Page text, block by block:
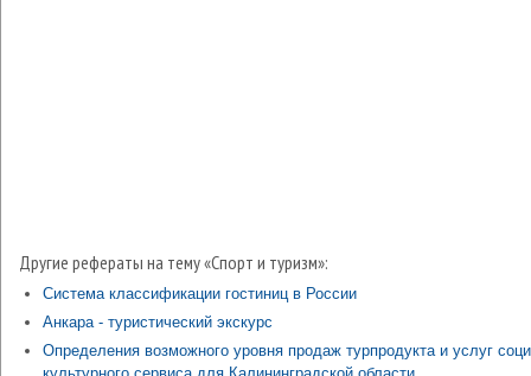
Другие рефераты на тему «Спорт и туризм»:
Система классификации гостиниц в России
Анкара - туристический экскурс
Определения возможного уровня продаж турпродукта и услуг